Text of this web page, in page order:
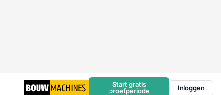
Start gratis
proefperiode
Inloggen